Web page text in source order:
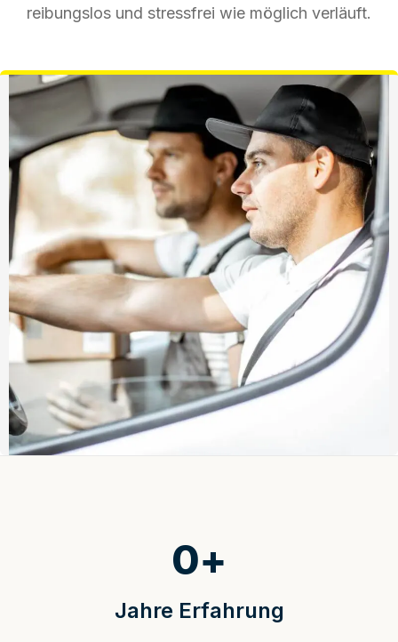
reibungslos und stressfrei wie möglich verläuft.
Jahre Erfahrung
0+